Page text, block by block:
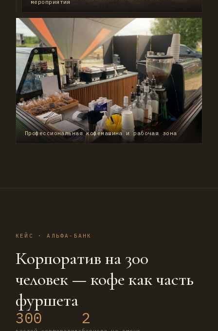
десерты
мероприятия
Профессиональная кофемашина и рабочая зона
КЕЙС · АЛЬФА-БАНК
Корпоратив на 300
человек — кофе как часть
фуршета
300 2